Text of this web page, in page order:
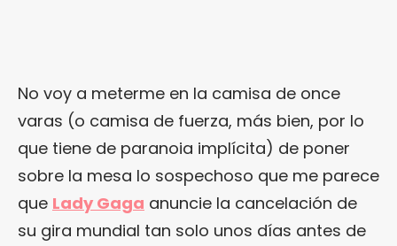
No voy a meterme en la camisa de once
varas (o camisa de fuerza, más bien, por lo
que tiene de paranoia implícita) de poner
sobre la mesa lo sospechoso que me parece
que Lady Gaga anuncie la cancelación de
su gira mundial tan solo unos días antes de